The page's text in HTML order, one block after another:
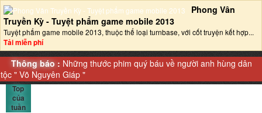
Phong Vân
Truyền Kỳ - Tuyệt phẩm game mobile 2013‎
Tuyệt phẩm game mobile 2013, thuộc thể loại turnbase, với cốt truyện kết hợp...
Tải miễn phí
Thông báo : Những thước phim quý báu về người anh hùng dân
tộc "Võ Nguyên Giáp "
Top
của
tuần